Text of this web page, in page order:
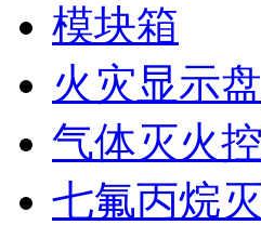
模块箱
火灾显示盘
气体灭火
七氟丙烷